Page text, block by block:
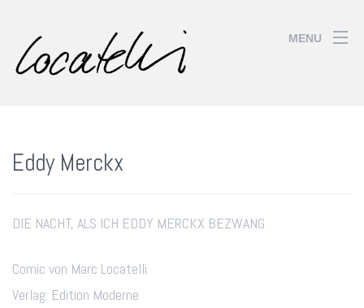
MENU
Eddy Merckx
DIE NACHT, ALS ICH EDDY MERCKX BEZWANG
Comic von Marc Locatelli
Verlag: Edition Moderne